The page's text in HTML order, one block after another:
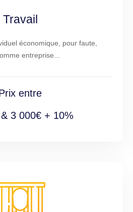
Travail
économique, pour faute,
entreprise...
entre
3 000€ + 10%